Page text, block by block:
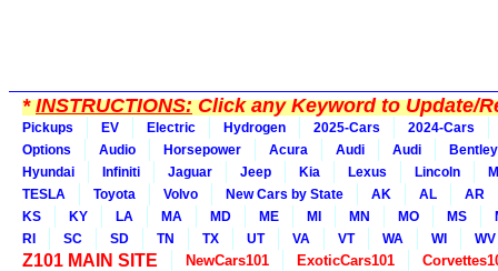
*INSTRUCTIONS:Click any Keyword to Update/
Pickups EV Electric Hydrogen 2025-Cars
2024-Cars
Options
Audio Horsepower Acura Audi Audi
Bentley
Hyundai
Infiniti Jaguar Jeep Kia Lexus Lincoln
TESLA
Toyota Volvo New Cars by State AK AL
AR
KS
KY LA MA MD ME MI MN MO MS
RI
SC SD TN TX UT VA VT WA WI WV
Z101 MAIN SITE NewCars101 ExoticCars101